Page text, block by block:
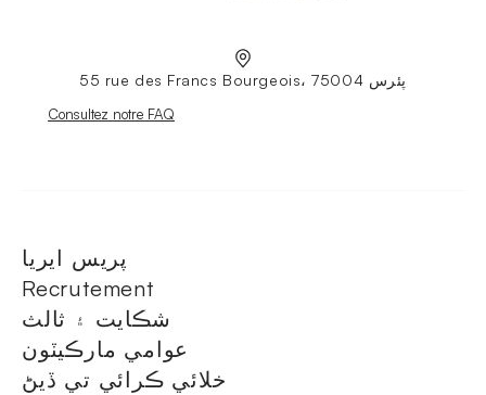
55 rue des Francs Bourgeois، 75004 پئرس
Nouvelle fenêtre
Consultez notre FAQ
پريس ايريا
Recrutement
شڪايت ۽ ثالث
عوامي مارڪيٽون
خلائي ڪرائي تي ڏيڻ